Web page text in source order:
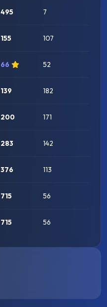
495 7
155 107
66 52
139 182
200 171
283 142
376 113
715 56
715 56